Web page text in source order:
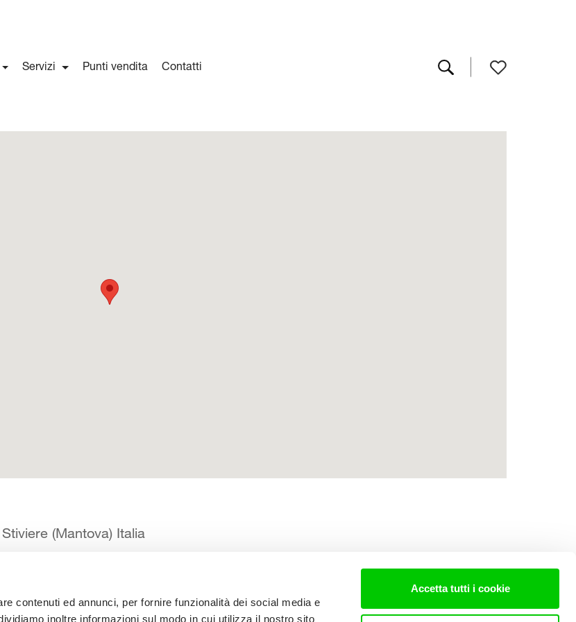
contenuti ed annunci, per fornire funzionalità dei social media e
inoltre informazioni sul modo in cui utilizza il nostro sito
Accetta tutti i cookie
Servizi Punti vendita Contatti
(Mantova) Italia
Manuali d’istruzione Contatti Lavora con noi